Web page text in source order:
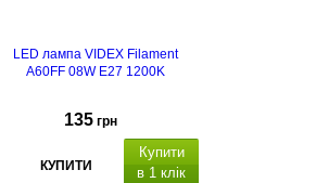
LED лампа VIDEX Filament
A60FF 08W E27 1200K
135 грн
КУПИТИ
Купити
в 1 клік